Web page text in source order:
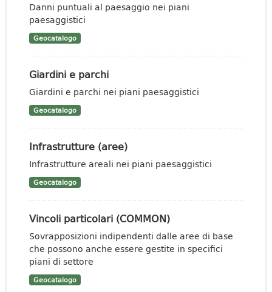
Danni puntuali al paesaggio nei piani
paesaggistici
Geocatalogo
Giardini e parchi
Giardini e parchi nei piani paesaggistici
Geocatalogo
Infrastrutture (aree)
Infrastrutture areali nei piani paesaggistici
Geocatalogo
Vincoli particolari (COMMON)
Sovrapposizioni indipendenti dalle aree di base
che possono anche essere gestite in specifici
piani di settore
Geocatalogo